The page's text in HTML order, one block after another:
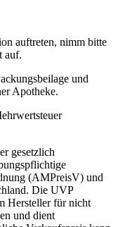
auftreten, nimm bitte
auf.
und
Apotheke.
gesetzlich
(AMPreisV) und
Die UVP
Hersteller für nicht
und dient